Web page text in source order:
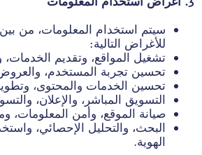
سيتم استخدام المعلومات، من
للأغراض التالية:
تشغيل المواقع، وتقديم
تحسين تجربة المستخدم،
تحسين الخدمات والمحتوى،
التسويق المباشر، والإعلان،
صيانة الموقع، وأمن المعلومات،
البحث، والتحليل الإحصائي،
الهوية.